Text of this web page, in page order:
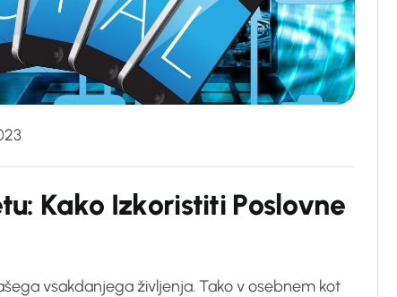
tu: Kako Izkoristiti Poslovne
vsakdanjega življenja. Tako v osebnem kot